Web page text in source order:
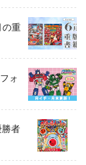
重
ォ
者